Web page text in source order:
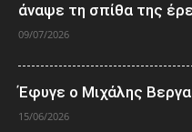
άναψε τη σπίθα της
09/07/2026
Έφυγε ο Μιχάλης
15/06/2026